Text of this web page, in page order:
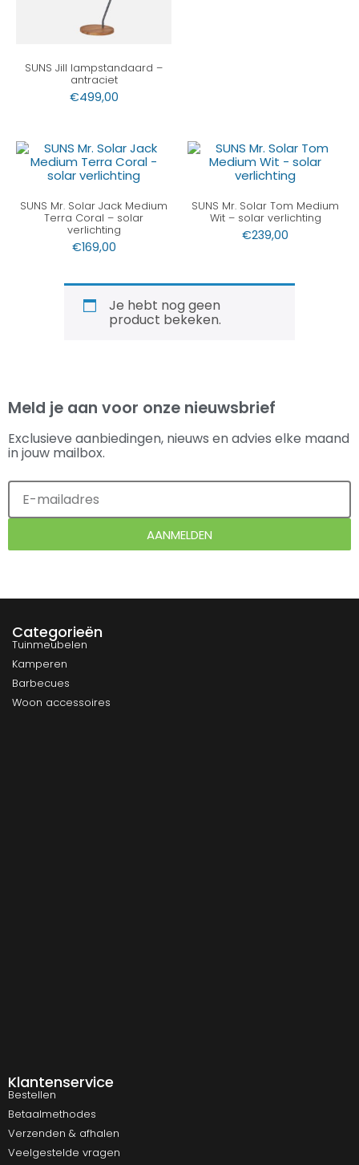
SUNS Jill lampstandaard –
antraciet
€499,00
SUNS Mr. Solar Jack Medium
Terra Coral – solar
verlichting
€169,00
SUNS Mr. Solar Tom Medium
Wit – solar verlichting
€239,00
Je hebt nog geen
product bekeken.
Meld je aan voor onze nieuwsbrief
Exclusieve aanbiedingen, nieuws en advies elke maand
in jouw mailbox.
AANMELDEN
Categorieën
Tuinmeubelen
Kamperen
Barbecues
Woon accessoires
Klantenservice
Bestellen
Betaalmethodes
Verzenden & afhalen
Veelgestelde vragen